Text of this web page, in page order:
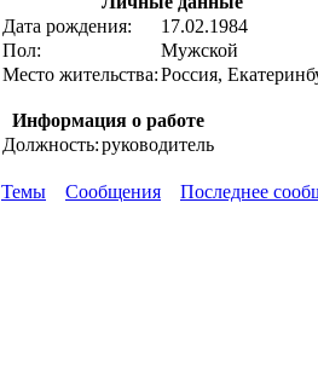
Дата рождения:
17.02.1984
Пол:
Мужской
Место жительства:Россия,
Информация о работе
Должность:руководитель
Темы Сообщения Последнее